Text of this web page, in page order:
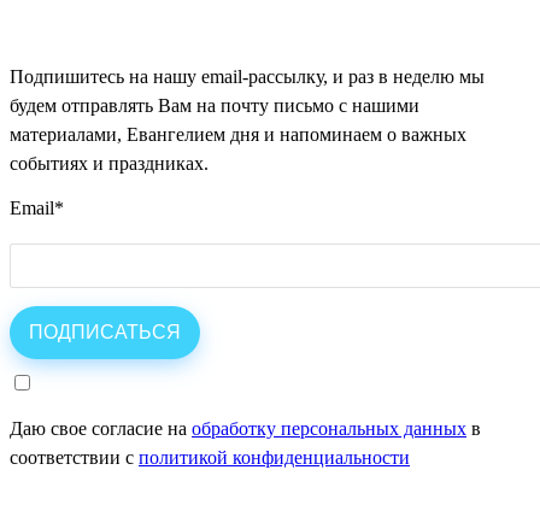
Подпишитесь на нашу email-рассылку, и раз в неделю мы
будем отправлять Вам на почту письмо с нашими
материалами, Евангелием дня и напоминаем о важных
событиях и праздниках.
Email*
Даю свое согласие на обработку персональных данных в
соответствии с политикой конфиденциальности